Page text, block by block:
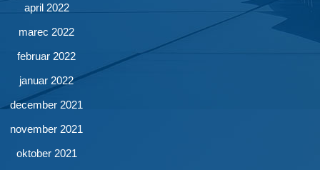
april 2022
marec 2022
februar 2022
januar 2022
december 2021
november 2021
oktober 2021